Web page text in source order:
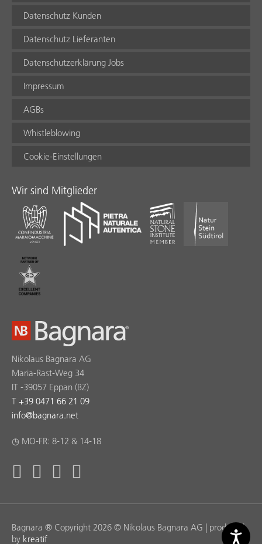
Datenschutz Kunden
Datenschutz Lieferanten
Datenschutzerklärung Jobs
Impressum
AGBs
Whistleblowing
Cookie-Einstellungen
Wir sind Mitglieder
Nikolaus Bagnara AG
Maria-Rast-Weg 34
IT -39057 Eppan (BZ)
T +39 0471 66 21 09
info@bagnara.net
◷ MO-FR: 8-12 & 14-18
Bagnara ® Copyright 2026 © Nikolaus Bagnara AG | produced
by kreatif